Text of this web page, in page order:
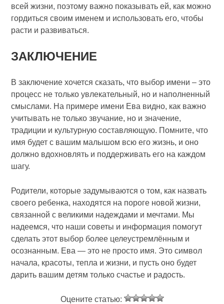
всей жизни, поэтому важно показывать ей, как можно
гордиться своим именем и использовать его, чтобы
расти и развиваться.
ЗАКЛЮЧЕНИЕ
В заключение хочется сказать, что выбор имени – это
процесс не только увлекательный, но и наполненный
смыслами. На примере имени Ева видно, как важно
учитывать не только звучание, но и значение,
традиции и культурную составляющую. Помните, что
имя будет с вашим малышом всю его жизнь, и оно
должно вдохновлять и поддерживать его на каждом
шагу.
Родители, которые задумываются о том, как назвать
своего ребенка, находятся на пороге новой жизни,
связанной с великими надеждами и мечтами. Мы
надеемся, что наши советы и информация помогут
сделать этот выбор более целеустремлённым и
осознанным. Ева — это не просто имя. Это символ
начала, красоты, тепла и жизни, и пусть оно будет
дарить вашим детям только счастье и радость.
Оцените статью: